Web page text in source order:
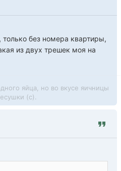
только без номера квартиры,
из двух трешек моя на
яйца, но во вкусе яичницы
(с).